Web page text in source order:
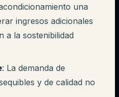
una
ingresos adicionales
a la sostenibilidad
: La demanda de
y de calidad no